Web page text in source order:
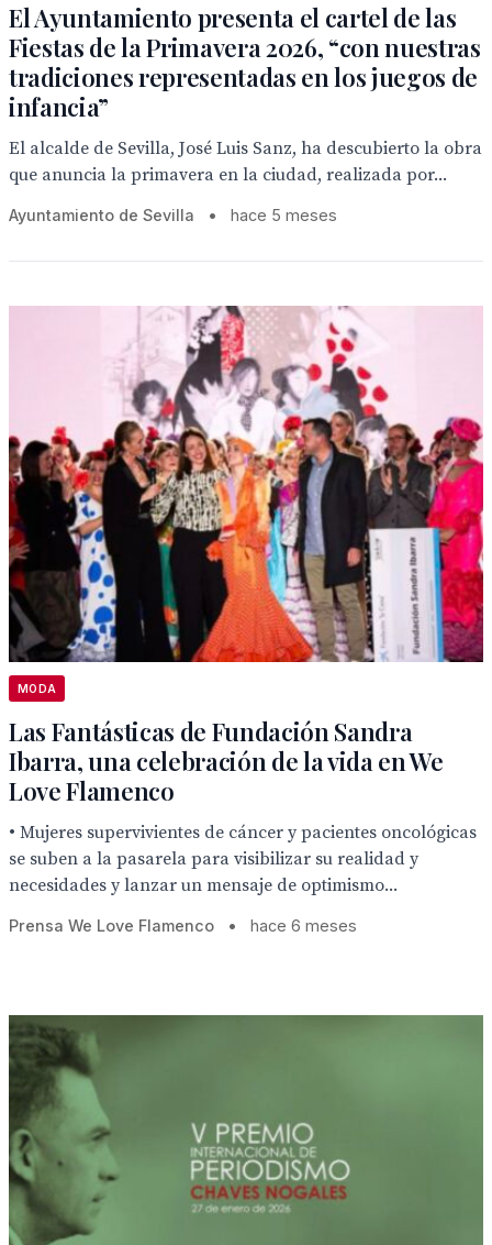
El Ayuntamiento presenta el cartel de las
Fiestas de la Primavera 2026, “con nuestras
tradiciones representadas en los juegos de
infancia”
El alcalde de Sevilla, José Luis Sanz, ha descubierto la obra
que anuncia la primavera en la ciudad, realizada por...
Ayuntamiento de Sevilla • hace 5 meses
MODA
Las Fantásticas de Fundación Sandra
Ibarra, una celebración de la vida en We
Love Flamenco
• Mujeres supervivientes de cáncer y pacientes oncológicas
se suben a la pasarela para visibilizar su realidad y
necesidades y lanzar un mensaje de optimismo...
Prensa We Love Flamenco • hace 6 meses